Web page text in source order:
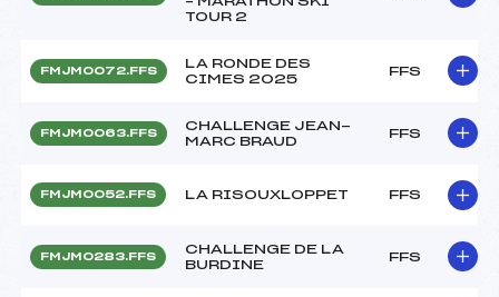
TOUR 2
FMJM0072.FFS
LA RONDE DES
CIMES 2025
FFS
FMJM0063.FFS
CHALLENGE JEAN-
MARC BRAUD
FFS
FMJM0052.FFS LA RISOUXLOPPET FFS
FMJM0283.FFS
CHALLENGE DE LA
BURDINE
FFS